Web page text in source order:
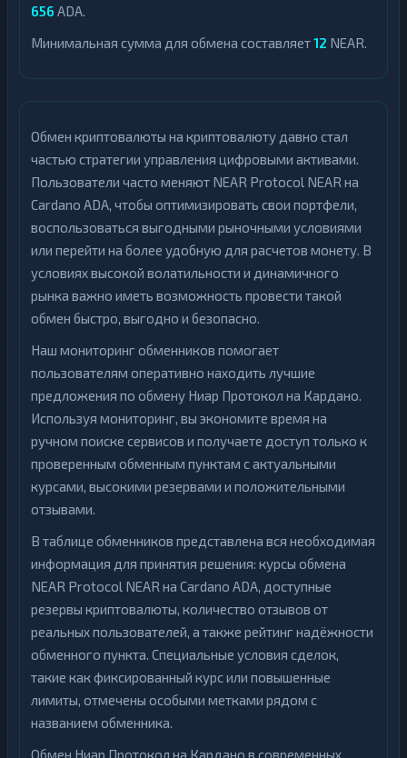
656 ADA.
Минимальная сумма для обмена составляет12 NEAR.
Обмен криптовалюты на криптовалюту давно стал
частью стратегии управления цифровыми активами.
Пользователи часто меняют NEAR Protocol NEAR на
Cardano ADA, чтобы оптимизировать свои портфели,
воспользоваться выгодными рыночными условиями
или перейти на более удобную для расчетов монету. В
условиях высокой волатильности и динамичного
рынка важно иметь возможность провести такой
обмен быстро, выгодно и безопасно.
Наш мониторинг обменников помогает
пользователям оперативно находить лучшие
предложения по обмену Ниар Протокол на Кардано.
Используя мониторинг, вы экономите время на
ручном поиске сервисов и получаете доступ только к
проверенным обменным пунктам с актуальными
курсами, высокими резервами и положительными
отзывами.
В таблице обменников представлена вся необходимая
информация для принятия решения: курсы обмена
NEAR Protocol NEAR на Cardano ADA, доступные
резервы криптовалюты, количество отзывов от
реальных пользователей, а также рейтинг надёжности
обменного пункта. Специальные условия сделок,
такие как фиксированный курс или повышенные
лимиты, отмечены особыми метками рядом с
названием обменника.
Обмен Ниар Протокол на Кардано в современных